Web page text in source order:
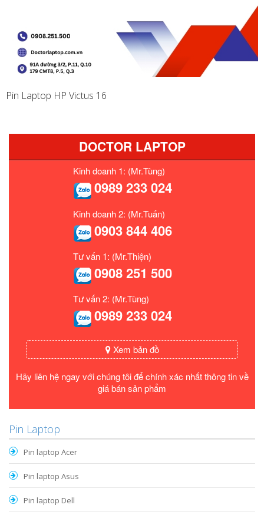
Pin Laptop HP Victus 16
DOCTOR LAPTOP
Kinh doanh 1: (Mr.Tùng)
0989 233 024
Kinh doanh 2: (Mr.Tuấn)
0903 844 406
Tư vấn 1: (Mr.Thiện)
0908 251 500
Tư vấn 2: (Mr.Tùng)
0989 233 024
Xem bản đồ
Hãy liên hệ ngay với chúng tôi để chính xác nhất thông tin về
giá bán sản phẩm
Pin Laptop
Pin laptop Acer
Pin laptop Asus
Pin laptop Dell